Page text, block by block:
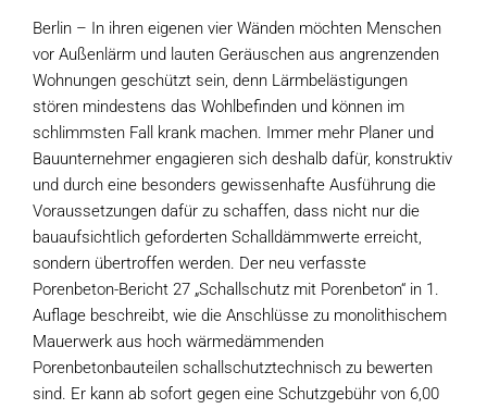
Berlin – In ihren eigenen vier Wänden möchten Menschen
vor Außenlärm und lauten Geräuschen aus angrenzenden
Wohnungen geschützt sein, denn Lärmbelästigungen
stören mindestens das Wohlbefinden und können im
schlimmsten Fall krank machen. Immer mehr Planer und
Bauunternehmer engagieren sich deshalb dafür, konstruktiv
und durch eine besonders gewissenhafte Ausführung die
Voraussetzungen dafür zu schaffen, dass nicht nur die
bauaufsichtlich geforderten Schalldämmwerte erreicht,
sondern übertroffen werden. Der neu verfasste
Porenbeton-Bericht 27 „Schallschutz mit Porenbeton“ in 1.
Auflage beschreibt, wie die Anschlüsse zu monolithischem
Mauerwerk aus hoch wärmedämmenden
Porenbetonbauteilen schallschutztechnisch zu bewerten
sind. Er kann ab sofort gegen eine Schutzgebühr von 6,00